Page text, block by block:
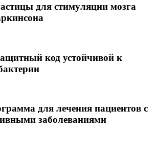
для стимуляции мозга
код устойчивой к
для лечения пациентов с
заболеваниями